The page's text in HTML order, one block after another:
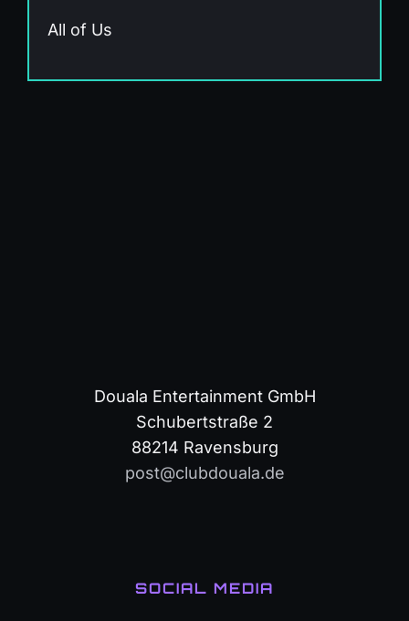
All of Us
SOCIAL MEDIA
Douala Entertainment GmbH
Schubertstraße 2
88214 Ravensburg
post@clubdouala.de